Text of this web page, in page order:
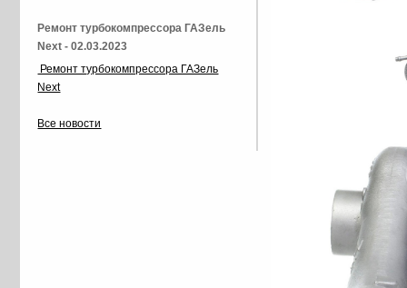
Ремонт турбокомпрессора ГАЗель
Next - 02.03.2023
Ремонт турбокомпрессора ГАЗель
Next
Все новости